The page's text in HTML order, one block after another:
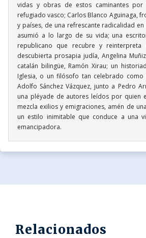
vidas y obras de estos caminantes por
refugiado vasco; Carlos Blanco Aguinaga,
y países, de una refrescante radicalidad
asumió a lo largo de su vida; una
republicano que recubre y
descubierta prosapia judía, Angelina
catalán bilingüe, Ramón Xirau; un
Iglesia, o un filósofo tan celebrado como
Adolfo Sánchez Vázquez, junto a Pedro
una pléyade de autores leídos por quien
mezcla exilios y emigraciones, amén de
un estilo inimitable que conduce a una
emancipadora.
Relacionados